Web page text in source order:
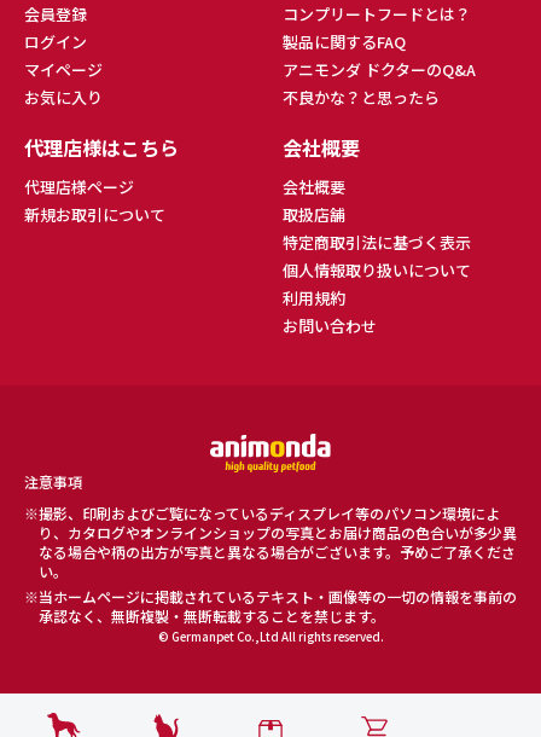
会員登録
ログイン
マイページ
お気に入り
コンプリートフードとは？
製品に関するFAQ
アニモンダ ドクターのQ&A
不良かな？と思ったら
代理店様はこちら
代理店様ページ
新規お取引について
会社概要
会社概要
取扱店舗
特定商取引法に基づく表示
個人情報取り扱いについて
利用規約
お問い合わせ
注意事項
撮影、印刷およびご覧になっているディスプレイ等のパソコン環境によ
り、カタログやオンラインショップの写真とお届け商品の色合いが多少異
なる場合や柄の出方が写真と異なる場合がございます。予めご了承くださ
い。
当ホームページに掲載されているテキスト・画像等の一切の情報を事前の
承認なく、無断複製・無断転載することを禁じます。
© Germanpet Co.,Ltd All rights reserved.